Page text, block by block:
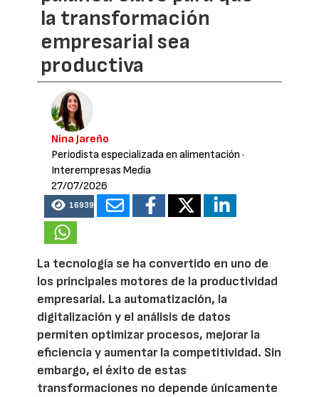
la transformación
empresarial sea
productiva
Nina Jareño
Periodista especializada en alimentación ·
Interempresas Media
27/07/2026
16939
La tecnología se ha convertido en uno de
los principales motores de la productividad
empresarial. La automatización, la
digitalización y el análisis de datos
permiten optimizar procesos, mejorar la
eficiencia y aumentar la competitividad. Sin
embargo, el éxito de estas
transformaciones no depende únicamente